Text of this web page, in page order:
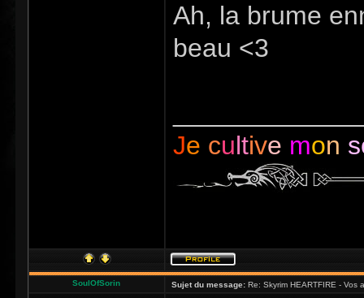
Ah, la brume
beau <3
Je cultive mon
SoulOfSorin Sujet du message: Re: Skyrim HEARTFIRE - Vos